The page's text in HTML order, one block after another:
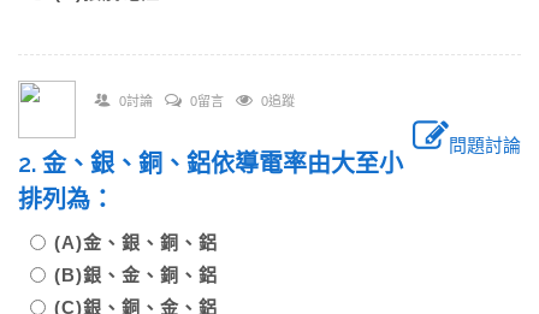
0討論 0留言 0追蹤
問題討論
2. 金、銀、銅、鋁依導電率由大至小
排列為：
(A)金、銀、銅、鋁
(B)銀、金、銅、鋁
(C)銀、銅、金、鋁